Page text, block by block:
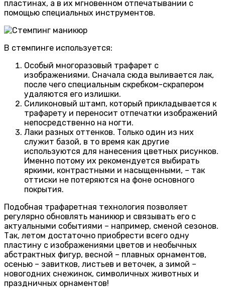
пластинах, а в их мгновенном отпечатывании с
помощью специальных инструментов.
В стемпинге используется:
Особый многоразовый трафарет с
изображениями. Сначала сюда выливается лак,
после чего специальным скребком-скрапером
удаляются его излишки.
Силиконовый штамп, который прикладывается к
трафарету и переносит отпечатки изображений
непосредственно на ногти.
Лаки разных оттенков. Только один из них
служит базой, в то время как другие
используются для нанесения цветных рисунков.
Именно потому их рекомендуется выбирать
яркими, контрастными и насыщенными, – так
оттиски не потеряются на фоне основного
покрытия.
Подобная трафаретная технология позволяет
регулярно обновлять маникюр и связывать его с
актуальными событиями – например, сменой сезонов.
Так, летом достаточно приобрести всего одну
пластину с изображениями цветов и необычных
абстрактных фигур, весной – плавных орнаментов,
осенью – завитков, листьев и веточек, а зимой –
новогодних снежинок, символичных животных и
праздничных орнаментов!